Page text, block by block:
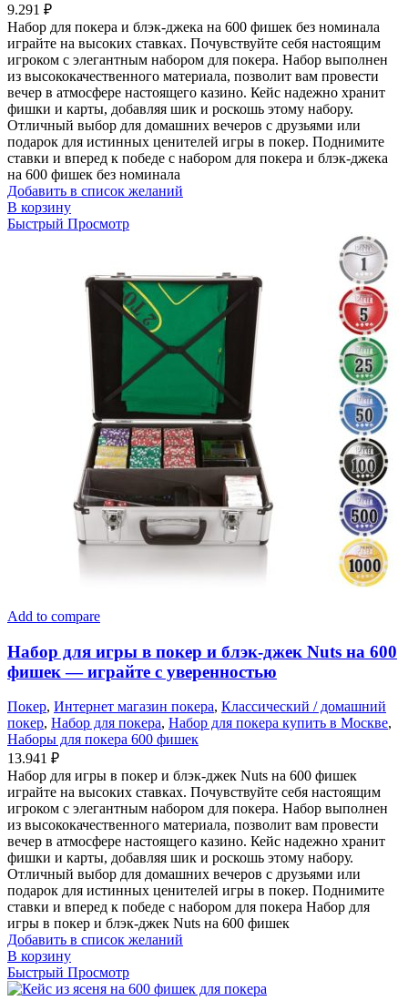
9.291 ₽
Набор для покера и блэк-джека на 600 фишек без номинала
играйте на высоких ставках. Почувствуйте себя настоящим
игроком с элегантным набором для покера. Набор выполнен
из высококачественного материала, позволит вам провести
вечер в атмосфере настоящего казино. Кейс надежно хранит
фишки и карты, добавляя шик и роскошь этому набору.
Отличный выбор для домашних вечеров с друзьями или
подарок для истинных ценителей игры в покер. Поднимите
ставки и вперед к победе с набором для покера и блэк-джека
на 600 фишек без номинала
Добавить в список желаний
В корзину
Быстрый Просмотр
Add to compare
Набор для игры в покер и блэк-джек Nuts на 600
фишек — играйте с уверенностью
Покер, Интернет магазин покера, Классический / домашний
покер, Набор для покера, Набор для покера купить в Москве,
Наборы для покера 600 фишек
13.941 ₽
Набор для игры в покер и блэк-джек Nuts на 600 фишек
играйте на высоких ставках. Почувствуйте себя настоящим
игроком с элегантным набором для покера. Набор выполнен
из высококачественного материала, позволит вам провести
вечер в атмосфере настоящего казино. Кейс надежно хранит
фишки и карты, добавляя шик и роскошь этому набору.
Отличный выбор для домашних вечеров с друзьями или
подарок для истинных ценителей игры в покер. Поднимите
ставки и вперед к победе с набором для покера Набор для
игры в покер и блэк-джек Nuts на 600 фишек
Добавить в список желаний
В корзину
Быстрый Просмотр